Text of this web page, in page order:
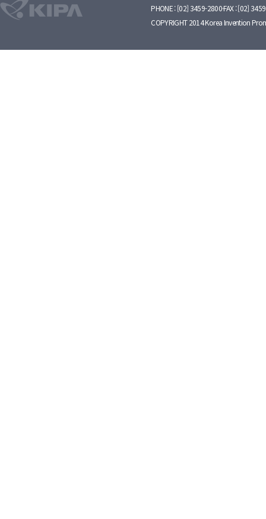
PHONE : [02] 3459-2800·FAX : [02]
COPYRIGHT 2014 Korea Invention